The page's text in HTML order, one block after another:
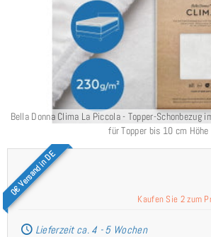
Bella Donna Clima La Piccola - Topper-Schonbezug
für Topper bis 10 cm Höhe
0€ Versand in DE
Kaufen Sie 2 zum
Lieferzeit ca. 4 - 5 Wochen